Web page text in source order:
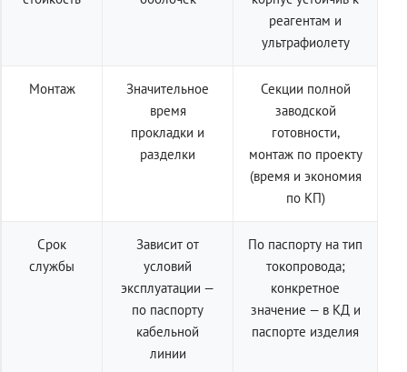
реагентам и
ультрафиолету
Монтаж
Значительное
время
прокладки и
разделки
Секции полной
заводской
готовности,
монтаж по проекту
(время и экономия
по КП)
Срок
службы
Зависит от
условий
эксплуатации —
по паспорту
кабельной
линии
По паспорту на тип
токопровода;
конкретное
значение — в КД и
паспорте изделия